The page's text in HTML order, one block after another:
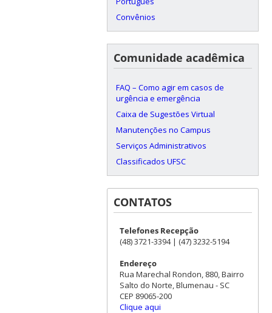
Convênios
Comunidade acadêmica
FAQ – Como agir em casos de
urgência e emergência
Caixa de Sugestões Virtual
Manutenções no Campus
Serviços Administrativos
Classificados UFSC
CONTATOS
Telefones Recepção
(48) 3721-3394 | (47) 3232-5194
Endereço
Rua Marechal Rondon, 880, Bairro
Salto do Norte, Blumenau - SC
CEP 89065-200
Clique aqui